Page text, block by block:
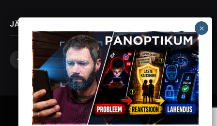
JÄLGI SOTSIAALMEEDIAS
Facebook
X
(Twitter)
InstagramYouTubeTelegram
Vanglaplaneet - Vastupanu Vaim